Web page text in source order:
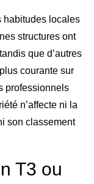
habitudes locales
structures ont
que d’autres
courante sur
professionnels
n’affecte ni la
son classement
T3 ou